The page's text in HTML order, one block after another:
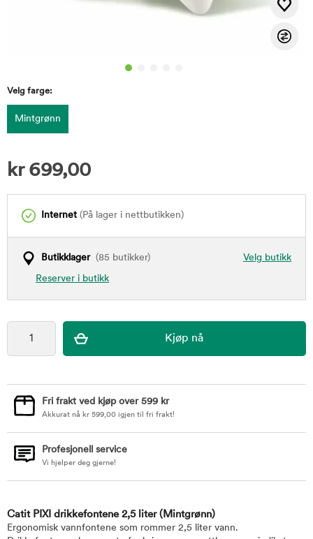
Velg farge:
Mintgrønn
kr 699,00
Internet (På lager i nettbutikken)
Velg butikk
Butikklager(85 butikker)
Reserver i butikk
Fri frakt ved kjøp over 599 kr
Akkurat nå kr 599,00 igjen til fri frakt!
Profesjonell service
Vi hjelper deg gjerne!
Catit PIXI drikkefontene 2,5 liter (Mintgrønn)
Ergonomisk vannfontene som rommer 2,5 liter vann.